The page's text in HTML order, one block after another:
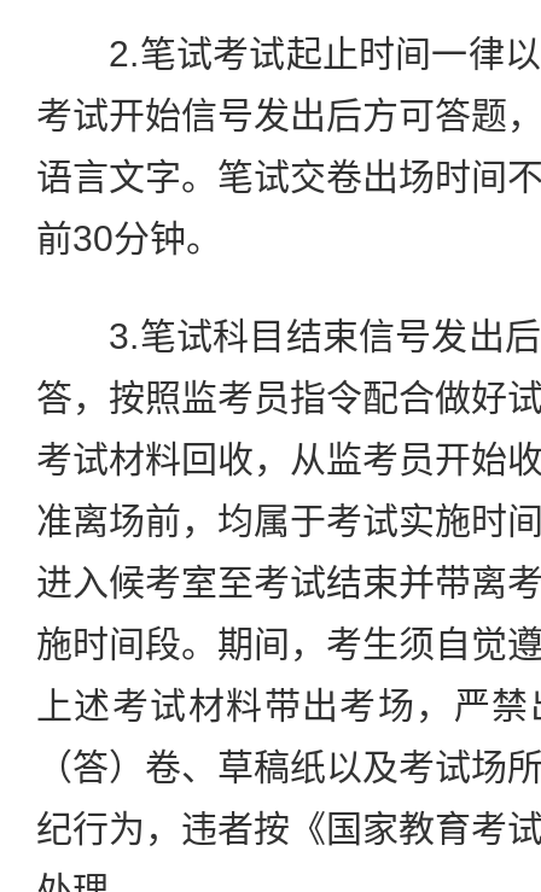
2.笔试考试起止时间一律以
考试开始信号发出后方可答题
语言文字。笔试交卷出场时间
前30分钟。
3.笔试科目结束信号发出后
答，按照监考员指令配合做好
考试材料回收，从监考员开始
准离场前，均属于考试实施时
进入候考室至考试结束并带离
施时间段。期间，考生须自觉
上述考试材料带出考场，严
（答）卷、草稿纸以及考试场
纪行为，违者按《国家教育考